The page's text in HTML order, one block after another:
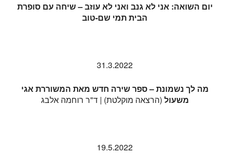
יום השואה: אני לא גנב ואני לא עוזב– שיחה עם סופרת
הבית תמי שם-טוב
31.3.2022
מה לך נשמונת – ספר שירה חדש מאת המשוררת אגי
משעול(הרצאה מוקלטת) | ד"ר רוחמה אלבג
19.5.2022